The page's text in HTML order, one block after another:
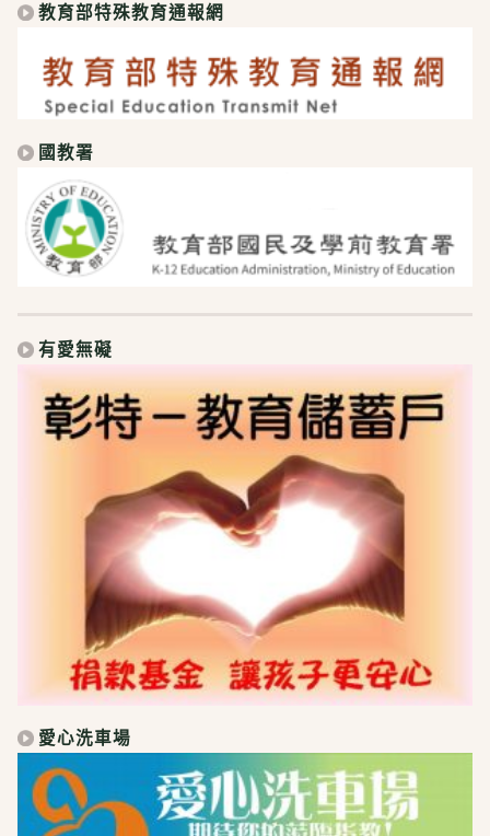
教育部特殊教育通報網
國教署
有愛無礙
愛心洗車場